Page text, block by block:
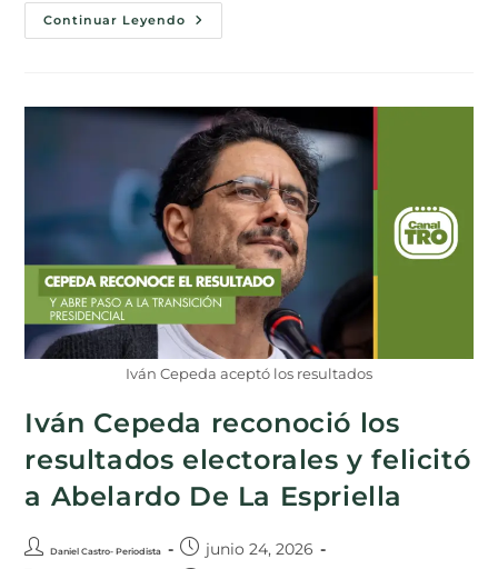
Continuar Leyendo
Iván Cepeda aceptó los resultados
Iván Cepeda reconoció los
resultados electorales y felicitó
a Abelardo De La Espriella
Daniel Castro- Periodista junio 24, 2026